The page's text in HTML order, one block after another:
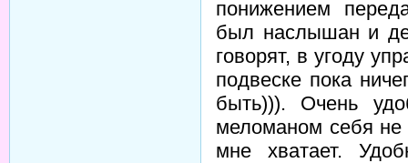
понижением
был наслышан и
говорят, в угоду
подвеске пока
быть))). Очень
меломаном себя не
мне хватает.